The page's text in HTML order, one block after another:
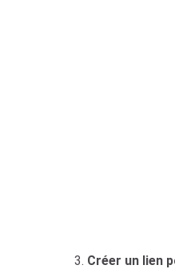
Créer un lien